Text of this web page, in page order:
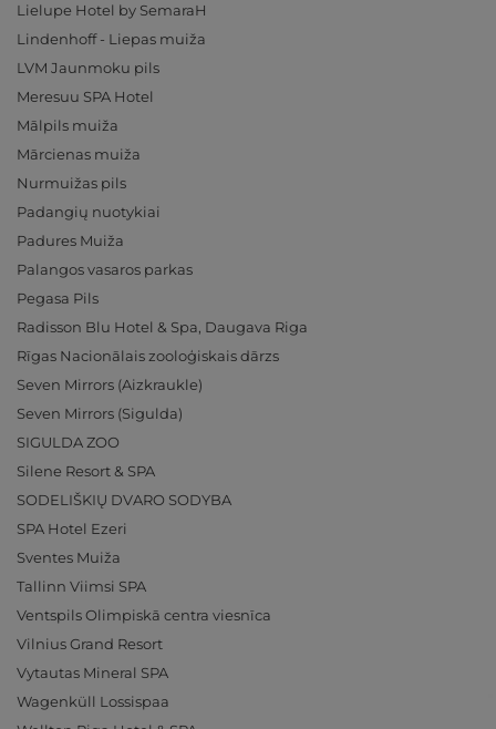
Lielupe Hotel by SemaraH
Lindenhoff - Liepas muiža
LVM Jaunmoku pils
Meresuu SPA Hotel
Mālpils muiža
Mārcienas muiža
Nurmuižas pils
Padangių nuotykiai
Padures Muiža
Palangos vasaros parkas
Pegasa Pils
Radisson Blu Hotel & Spa, Daugava Riga
Rīgas Nacionālais zooloģiskais dārzs
Seven Mirrors (Aizkraukle)
Seven Mirrors (Sigulda)
SIGULDA ZOO
Silene Resort & SPA
SODELIŠKIŲ DVARO SODYBA
SPA Hotel Ezeri
Sventes Muiža
Tallinn Viimsi SPA
Ventspils Olimpiskā centra viesnīca
Vilnius Grand Resort
Vytautas Mineral SPA
Wagenküll Lossispaa